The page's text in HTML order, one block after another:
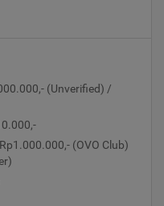
(Unverified) /
(OVO Club)